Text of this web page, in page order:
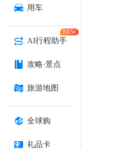
用车
AI行程助手
NEW
攻略·景点
旅游地图
全球购
礼品卡